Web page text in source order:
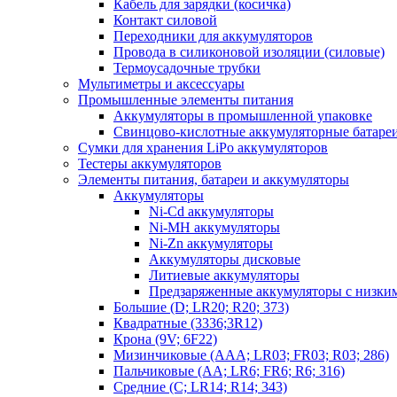
Кабель для зарядки (косичка)
Контакт силовой
Переходники для аккумуляторов
Провода в силиконовой изоляции (силовые)
Термоусадочные трубки
Мультиметры и аксессуары
Промышленные элементы питания
Аккумуляторы в промышленной упаковке
Свинцово-кислотные аккумуляторные
Сумки для хранения LiPo аккумуляторов
Тестеры аккумуляторов
Элементы питания, батареи и аккумуляторы
Аккумуляторы
Ni-Cd аккумуляторы
Ni-MH аккумуляторы
Ni-Zn аккумуляторы
Аккумуляторы дисковые
Литиевые аккумуляторы
Предзаряженные аккумуляторы с
Большие (D; LR20; R20; 373)
Квадратные (3336;3R12)
Крона (9V; 6F22)
Мизинчиковые (AAA; LR03; FR03; R03; 286)
Пальчиковые (AA; LR6; FR6; R6; 316)
Средние (C; LR14; R14; 343)